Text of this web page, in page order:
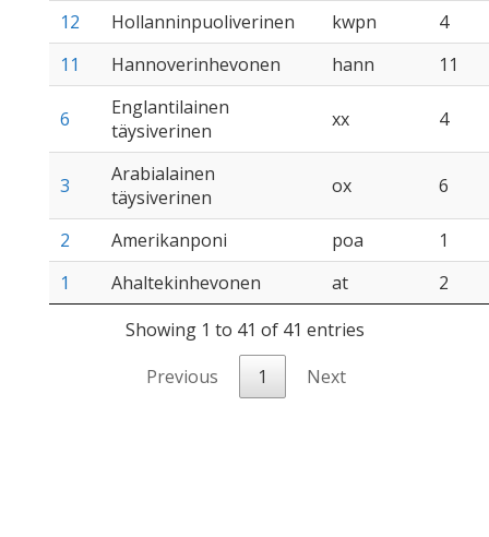
12
Hollanninpuoliverinen kwpn
4
11
Hannoverinhevonen hann 11
6
Englantilainen
täysiverinen
xx 4
3
Arabialainen
täysiverinen
ox 6
2 Amerikanponi poa
1
1
Ahaltekinhevonen at
2
Showing 1 to 41 of 41 entries
Previous
1 Next